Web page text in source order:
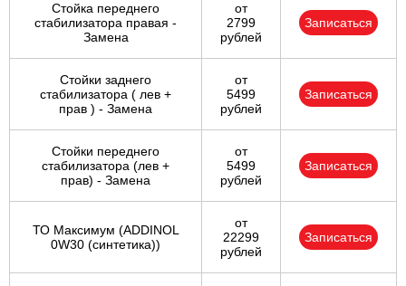
Стойка переднего
стабилизатора правая -
Замена
от
2799
рублей
Записаться
Стойки заднего
стабилизатора ( лев +
прав ) - Замена
от
5499
рублей
Записаться
Стойки переднего
стабилизатора (лев +
прав) - Замена
от
5499
рублей
Записаться
ТО Максимум (ADDINOL
0W30 (синтетика))
от
22299
рублей
Записаться